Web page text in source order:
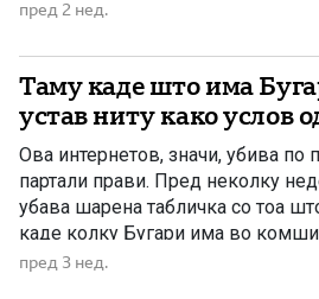
односите со Бугарија,
состојбата со водата во
разговорот беше дека Владата
членството во Европската […]
пред 2 нед.
Таму каде што има
устав ниту како услов
Ова интернетов, значи, убива по
партали прави. Пред неколку
убава шарена табличка со тоа
каде колку Бугари има во
пошироко. Ете, да ти имало:
пред 3 нед.